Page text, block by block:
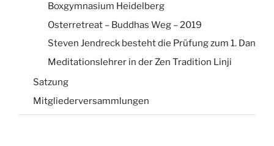
Boxgymnasium Heidelberg
Osterretreat – Buddhas Weg – 2019
Steven Jendreck besteht die Prüfung zum 1. Dan
Meditationslehrer in der Zen Tradition Linji
Satzung
Mitgliederversammlungen